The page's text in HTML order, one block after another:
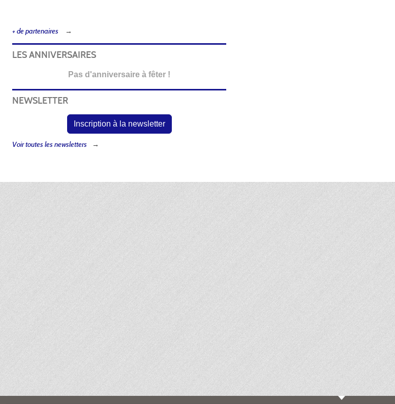
+ de partenaires
LES ANNIVERSAIRES
Pas d'anniversaire à fêter !
NEWSLETTER
Inscription à la newsletter
Voir toutes les newsletters